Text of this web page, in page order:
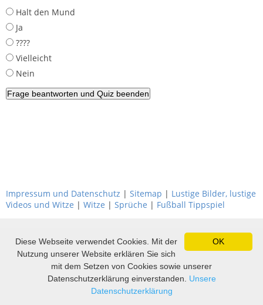
Halt den Mund
Ja
????
Vielleicht
Nein
Impressum und Datenschutz | Sitemap | Lustige Bilder, lustige
Videos und Witze | Witze | Sprüche | Fußball Tippspiel
OK
Diese Webseite verwendet Cookies. Mit der
Nutzung unserer Website erklären Sie sich
mit dem Setzen von Cookies sowie unserer
Datenschutzerklärung einverstanden. Unsere
Datenschutzerklärung